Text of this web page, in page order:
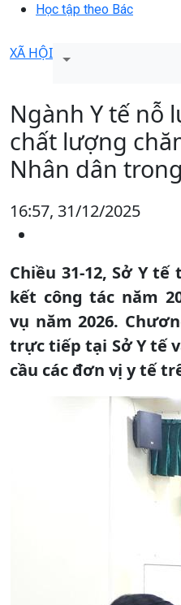
Học tập theo Bác
XÃ HỘI
Ngành Y tế nỗ
chất lượng
Nhân dân
16:57, 31/12/2025
Chiều 31-12, Sở Y
kết công tác năm
vụ năm 2026.
trực tiếp tại Sở Y tế
cầu các đơn vị y tế